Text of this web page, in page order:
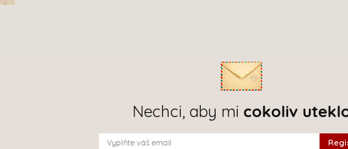
Nechci, aby mi cokoliv